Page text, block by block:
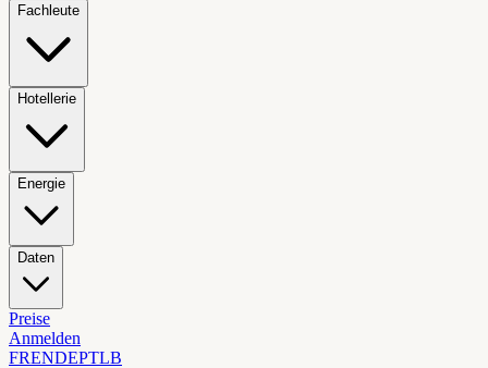
Fachleute
Hotellerie
Energie
Daten
Preise
Anmelden
FRENDEPTLB